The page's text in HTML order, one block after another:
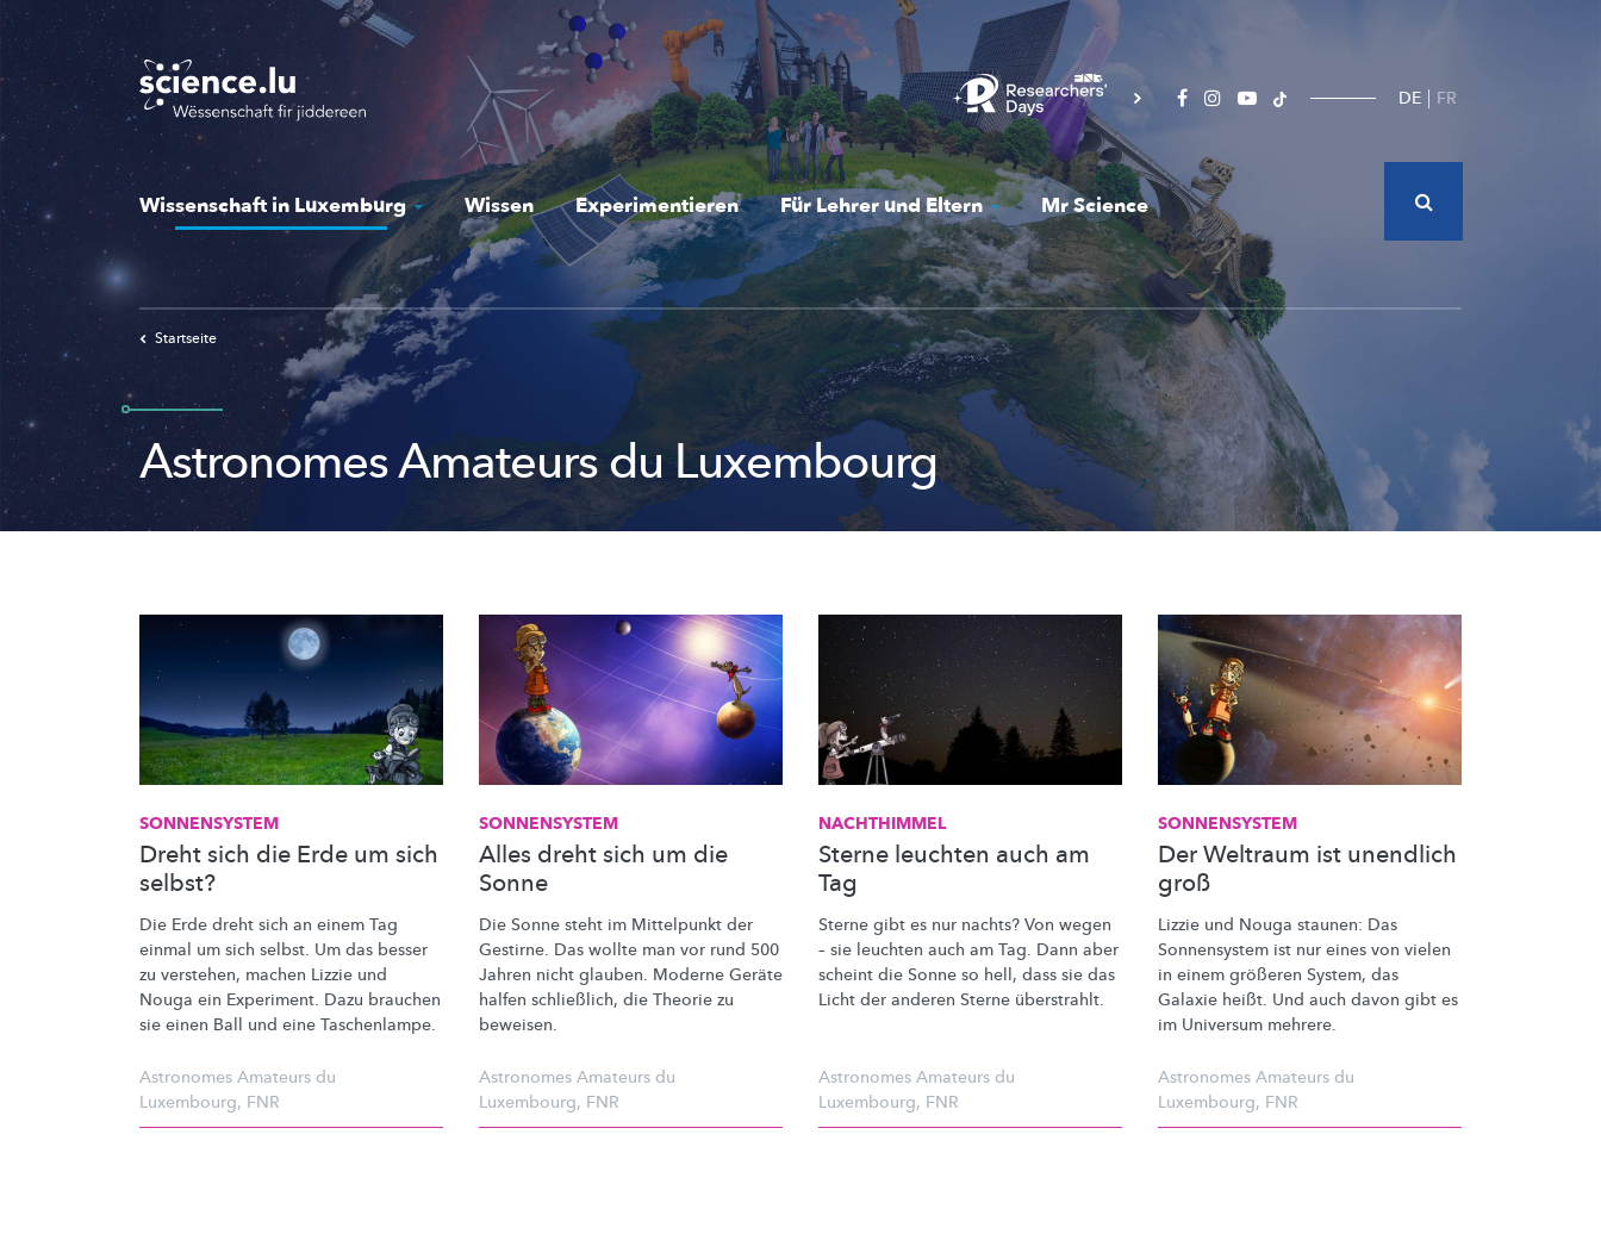
Skip
to
main
content
DE FR
Wissenschaft in Luxemburg Wissen Experimentieren Für Lehrer und Eltern Mr Science
Startseite
Astronomes Amateurs du Luxembourg
SONNENSYSTEM
Dreht sich die Erde um sich
selbst?
Die Erde dreht sich an einem Tag
einmal um sich selbst. Um das besser
zu verstehen, machen Lizzie und
Nouga ein Experiment. Dazu brauchen
sie einen Ball und eine Taschenlampe.
Astronomes Amateurs du
Luxembourg, FNR
SONNENSYSTEM
Alles dreht sich um die
Sonne
Die Sonne steht im Mittelpunkt der
Gestirne. Das wollte man vor rund 500
Jahren nicht glauben. Moderne Geräte
halfen schließlich, die Theorie zu
beweisen.
Astronomes Amateurs du
Luxembourg, FNR
NACHTHIMMEL
Sterne leuchten auch am
Tag
Sterne gibt es nur nachts? Von wegen
– sie leuchten auch am Tag. Dann aber
scheint die Sonne so hell, dass sie das
Licht der anderen Sterne überstrahlt.
Astronomes Amateurs du
Luxembourg, FNR
SONNENSYSTEM
Der Weltraum ist unendlich
groß
Lizzie und Nouga staunen: Das
Sonnensystem ist nur eines von vielen
in einem größeren System, das
Galaxie heißt. Und auch davon gibt es
im Universum mehrere.
Astronomes Amateurs du
Luxembourg, FNR